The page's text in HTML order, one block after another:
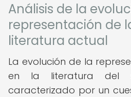
Análisis de la
representación de
literatura actual
La evolución de la
en la literatura del
caracterizado por un